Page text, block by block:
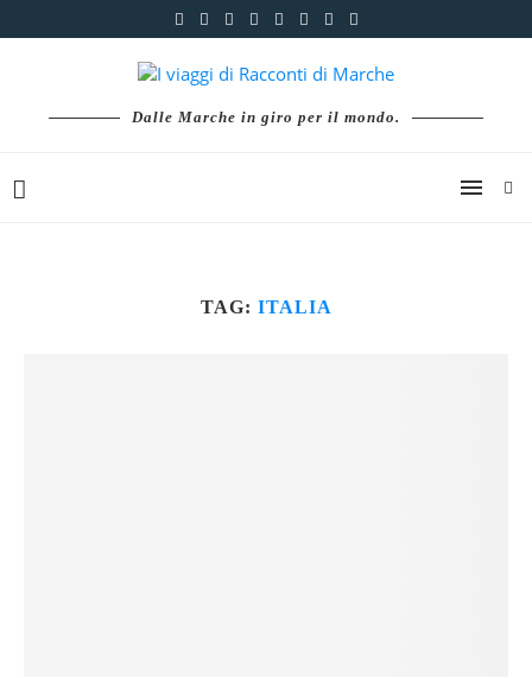
Dalle Marche in giro per il mondo.
TAG: ITALIA